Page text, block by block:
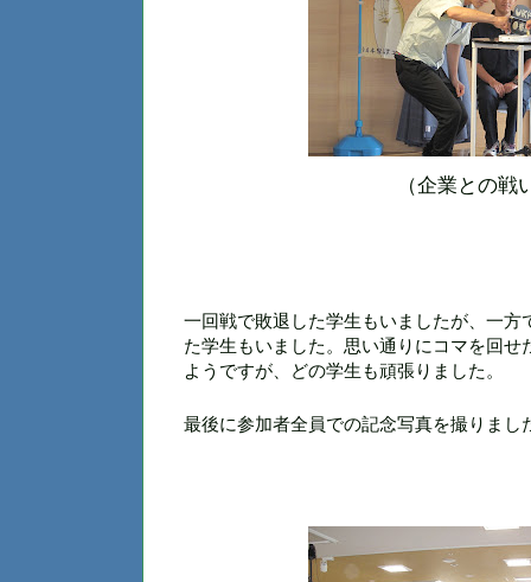
（企業との戦
一回戦で敗退した学生もいましたが、一
た学生もいました。 思い通りにコマを回せ
ようですが、 どの学生も頑張りました 。
最後に参加者全員での記念写真を撮りまし